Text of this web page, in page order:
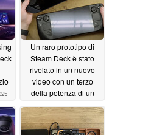
Un raro prototipo di
Steam Deck è stato
rivelato in un nuovo
video con un terzo
della potenza di un
Asus ROG Ally
06/11/2025